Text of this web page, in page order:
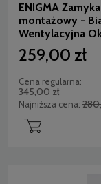
ENIGMA
montażowy -
Wentylacyjna
259,00 zł
Cena regularna:
345,00 zł
Najniższa cena: